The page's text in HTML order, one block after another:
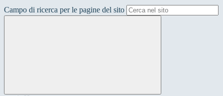
Campo di ricerca per le pagine del sito